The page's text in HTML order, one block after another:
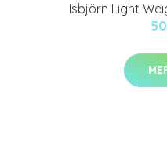
Isbjörn Light